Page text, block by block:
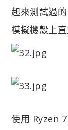
起來測試過
模擬機殼上直
使用 Ryzen